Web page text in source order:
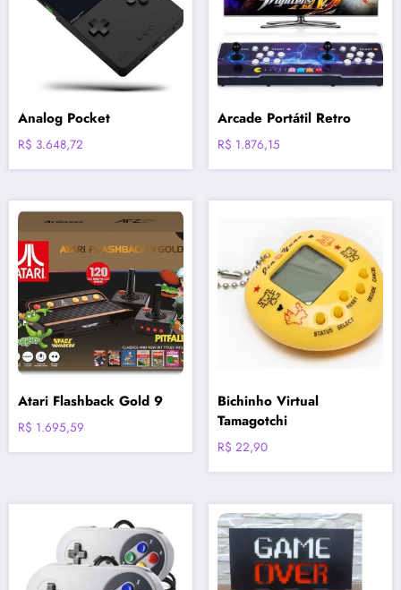
Analog Pocket
R$ 3.648,72
Arcade Portátil Retro
R$ 1.876,15
Atari Flashback Gold 9
R$ 1.695,59
Bichinho Virtual
Tamagotchi
R$ 22,90